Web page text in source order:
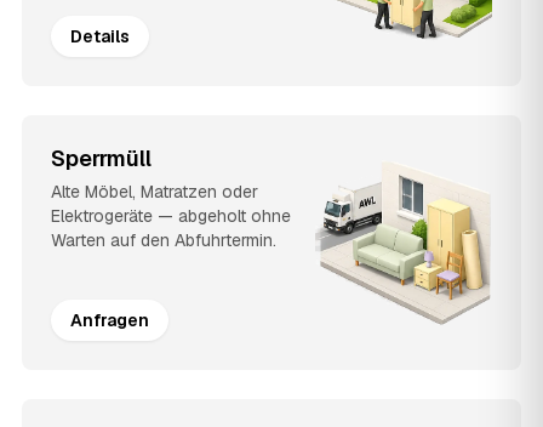
Details
Sperrmüll
Alte Möbel, Matratzen oder
Elektrogeräte — abgeholt ohne
Warten auf den Abfuhrtermin.
Anfragen